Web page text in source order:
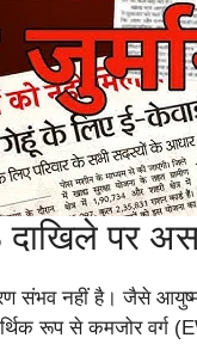
दाखिले पर
संभव नहीं है। जैसे
रूप से कमजोर वर्ग